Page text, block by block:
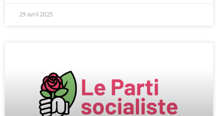
29 avril 2025